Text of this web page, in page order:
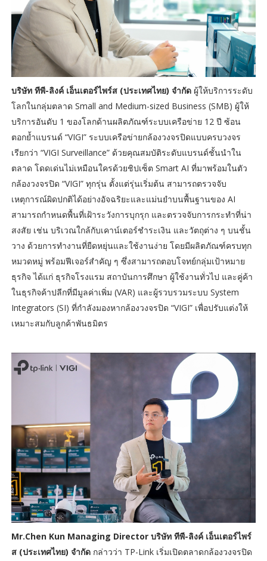
บริษัท ทีพี-ลิงค์ เอ็นเตอร์ไพร์ส (ประเทศไทย) จำกัด ผู้ให้บริการระดับ
โลกในกลุ่มตลาด Small and Medium-sized Business (SMB) ผู้ให้
บริการอันดับ 1 ของโลกด้านผลิตภัณฑ์ระบบเครือข่าย 12 ปี ซ้อน
ตอกย้ำแบรนด์ “VIGI” ระบบเครือข่ายกล้องวงจรปิดแบบครบวงจร
เรียกว่า “VIGI Surveillance” ด้วยคุณสมบัติระดับแบรนด์ชั้นนำใน
ตลาด โดดเด่นไม่เหมือนใครด้วยชิปเซ็ต Smart AI ที่มาพร้อมในตัว
กล้องวงจรปิด “VIGI” ทุกรุ่น ตั้งแต่รุ่นเริ่มต้น สามารถตรวจจับ
เหตุการณ์ผิดปกติได้อย่างอัจฉริยะและแม่นยำบนพื้นฐานของ AI
สามารถกำหนดพื้นที่เฝ้าระวังการบุกรุก และตรวจจับการกระทำที่น่า
สงสัย เช่น บริเวณใกล้กับเคาน์เตอร์ชำระเงิน และวัตถุต่าง ๆ บนชั้น
วาง ด้วยการทำงานที่ยืดหยุ่นและใช้งานง่าย โดยมีผลิตภัณฑ์ครบทุก
หมวดหมู่ พร้อมฟีเจอร์สำคัญ ๆ ซึ่งสามารถตอบโจทย์กลุ่มเป้าหมาย
ธุรกิจ ได้แก่ ธุรกิจโรงแรม สถาบันการศึกษา ผู้ใช้งานทั่วไป และคู่ค้า
ในธุรกิจค้าปลีกที่มีมูลค่าเพิ่ม (VAR) และผู้รวบรวมระบบ System
Integrators (SI) ที่กำลังมองหากล้องวงจรปิด “VIGI” เพื่อปรับแต่งให้
เหมาะสมกับลูกค้าพันธมิตร
Mr.Chen Kun Managing Director บริษัท ทีพี-ลิงค์ เอ็นเตอร์ไพร์
ส (ประเทศไทย) จำกัดกล่าวว่า TP-Link เริ่มเปิดตลาดกล้องวงจรปิด